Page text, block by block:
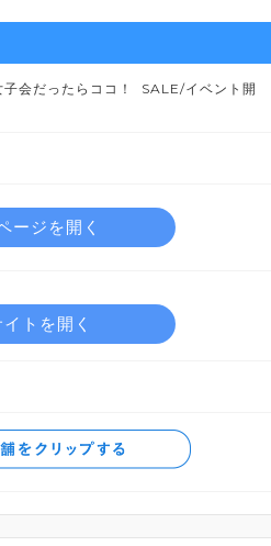
会だったらココ！ SALE/イベント開
ージを開く
トを開く